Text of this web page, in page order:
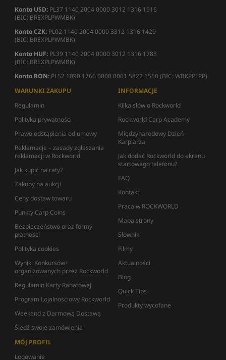
Konto USD: PL37 1140 2004 0000 3012 1316 1916
(BIC: BREXPLPWMBK)
Konto CZK: PL02 1140 2004 0000 3312 1316 1429
(BIC: BREXPLPWMBK)
Konto HUF: PL39 1140 2004 0000 3012 1316 1783
(BIC: BREXPLPWMBK)
Konto RON: PL52 1090 1766 0000 0001 5822 1550 (BIC: WBKPPLPP)
WARUNKI ZAKUPU
Regulamin
Polityka prywatności
Prawo odstąpienia od umowy
Reklamacje – zasady zgłaszania
reklamacji w Rockworld
Jak kupić na raty?
Zakupy na aukcji
Ceny dostaw towaru
Punkty Carp Coins
Bezpieczeństwo oraz formy
płatności
Polityka cookies
Wyniki Konkursów+
organizowanych przez Rockworld
Regulamin Karty Rabatowej
Program Lojalnościowy Rockworld
Weekend z Darmową Dostawą
Śledź swoje zamówienia
INFORMACJE
Kilka słów o Rockworld
Rockworld Carp Academy
Międzynarodowy Dzień
Karpiarza
Jak dodać Rockworld do ekranu
startowego telefonu?
FAQ
Kontakt
Praca w ROCKWORLD
Mapa strony
Słownik
Filmy
Aktualności
Blog
Quick Tips
Produkty wycofane
MÓJ PROFIL
Logowanie